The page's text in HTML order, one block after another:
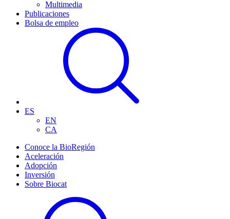
Multimedia
Publicaciones
Bolsa de empleo
ES
EN
CA
Conoce la BioRegión
Aceleración
Adopción
Inversión
Sobre Biocat